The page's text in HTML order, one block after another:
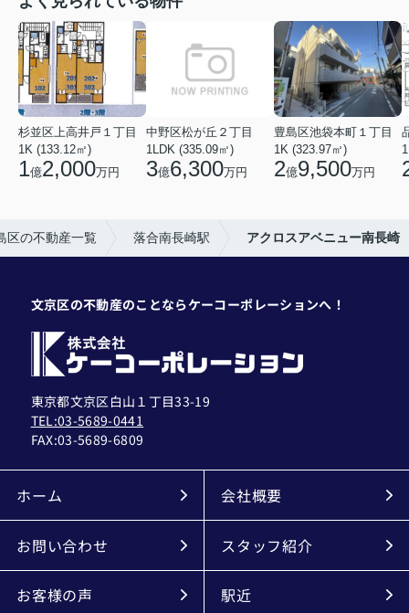
杉並区上高井戸１丁目
1K (133.12㎡)
1億2,000万円
中野区松が丘２丁目
1LDK (335.09㎡)
3億6,300万円
豊島区池袋本町１丁目
1K (323.97㎡)
2億9,500万円
区の不動産一覧 落合南長崎駅 アクロスアベニュー南長崎
文京区の不動産のことならケーコーポレーションへ！
東京都文京区白山１丁目33-19
TEL:03-5689-0441
FAX:03-5689-6809
ホーム 会社概要
お問い合わせ スタッフ紹介
お客様の声 駅近